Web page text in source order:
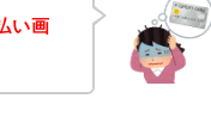
い画